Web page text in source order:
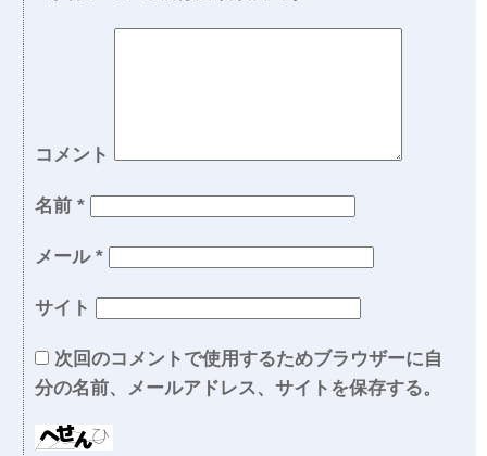
コメント
名前 *
メール *
サイト
次回のコメントで使用するためブラウザーに自
分の名前、メールアドレス、サイトを保存する。